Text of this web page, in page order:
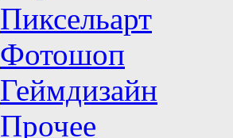
Пиксельарт
Фотошоп
Геймдизайн
Прочее